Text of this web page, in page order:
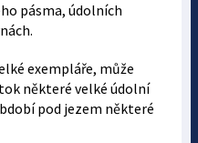
pásma, údolních
exempláře, může
některé velké údolní
pod jezem některé